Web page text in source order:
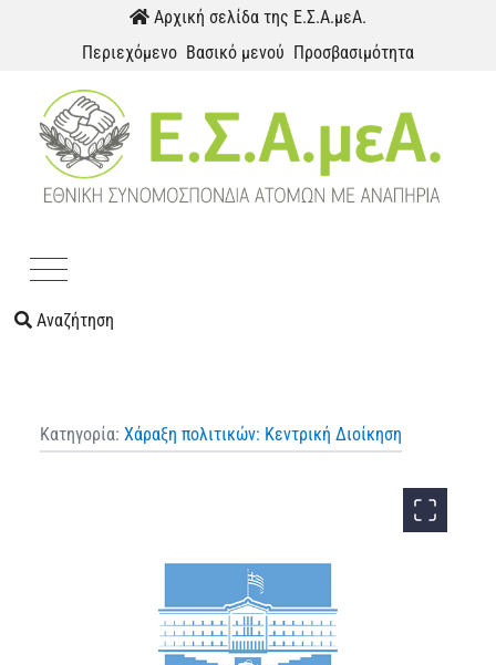
Παράκαμψη προς το περιεχόμενοΑρχική σελίδα της Ε.Σ.Α.μεΑ.
Περιεχόμενο Βασικό μενού Προσβασιμότητα
Αναζήτηση
Κατηγορία: Χάραξη πολιτικών: Κεντρική Διοίκηση